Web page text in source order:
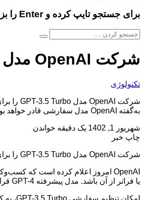
برای جستجو تایپ کرده و Enter را بزنید
شرکت OpenAI مدل GPT-3.5 Turbo را برای تنظیم سفارشی باز کرد
تکنولوژی
به‌گفته OpenAI مدل سفارشی قادر خواهد بود دارای قابلیت‌های GPT-4 یا فراتر از آن باشد. مدل پیشرفته GPT-4 قرار است اواخر پاییز امسال ارائه […]
شهریور 1, 1402
یک دقیقه خواندن
چاپ خبر
شرکت OpenAI مدل GPT-3.5 Turbo را برای تنظیم سفارشی باز کرد
یا فراتر از آن باشد. مدل پیشرفته GPT-4 قرار است اواخر پاییز امسال ارائه شود.